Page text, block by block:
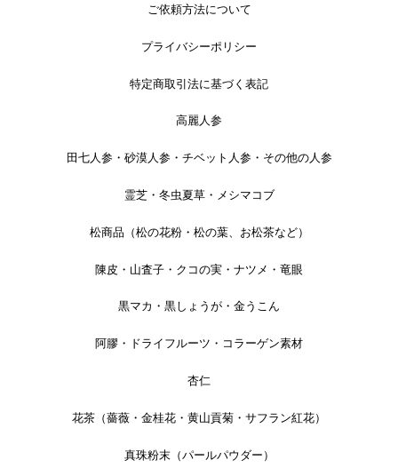
ご依頼方法について
プライバシーポリシー
特定商取引法に基づく表記
高麗人参
田七人参・砂漠人参・チベット人参・その他の人参
霊芝・冬虫夏草・メシマコブ
松商品（松の花粉・松の葉、お松茶など）
陳皮・山査子・クコの実・ナツメ・竜眼
黒マカ・黒しょうが・金うこん
阿膠・ドライフルーツ・コラーゲン素材
杏仁
花茶（薔薇・金桂花・黄山貢菊・サフラン紅花）
真珠粉末（パールパウダー）